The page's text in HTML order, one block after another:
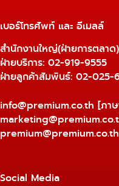
เบอร์โทรศัพท์ และ อีเมลล์
สำนักงานใหญ่(ฝ่ายการตลาด
ฝ่ายบริการ: 02-919-9555
ฝ่ายลูกค้าสัมพันธ์: 02-025-
info@premium.co.th [ภา
premium@premium.co.th
Social Media